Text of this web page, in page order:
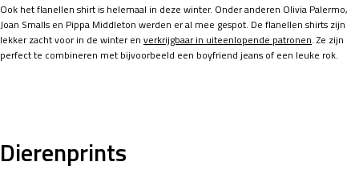
Ook het flanellen shirt is helemaal in deze winter. Onder anderen Olivia Palermo,
Joan Smalls en Pippa Middleton werden er al mee gespot. De flanellen shirts zijn
lekker zacht voor in de winter en verkrijgbaar in uiteenlopende patronen. Ze zijn
perfect te combineren met bijvoorbeeld een boyfriend jeans of een leuke rok.
Dierenprints